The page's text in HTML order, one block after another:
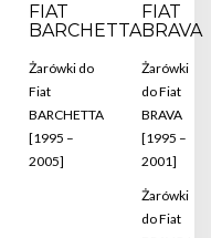
FIAT
BARCHETTA
Żarówki do
Fiat
BARCHETTA
[1995 –
2005]
FIAT
BRAVA
Żarówki
do Fiat
BRAVA
[1995 –
2001]
Żarówki
do Fiat